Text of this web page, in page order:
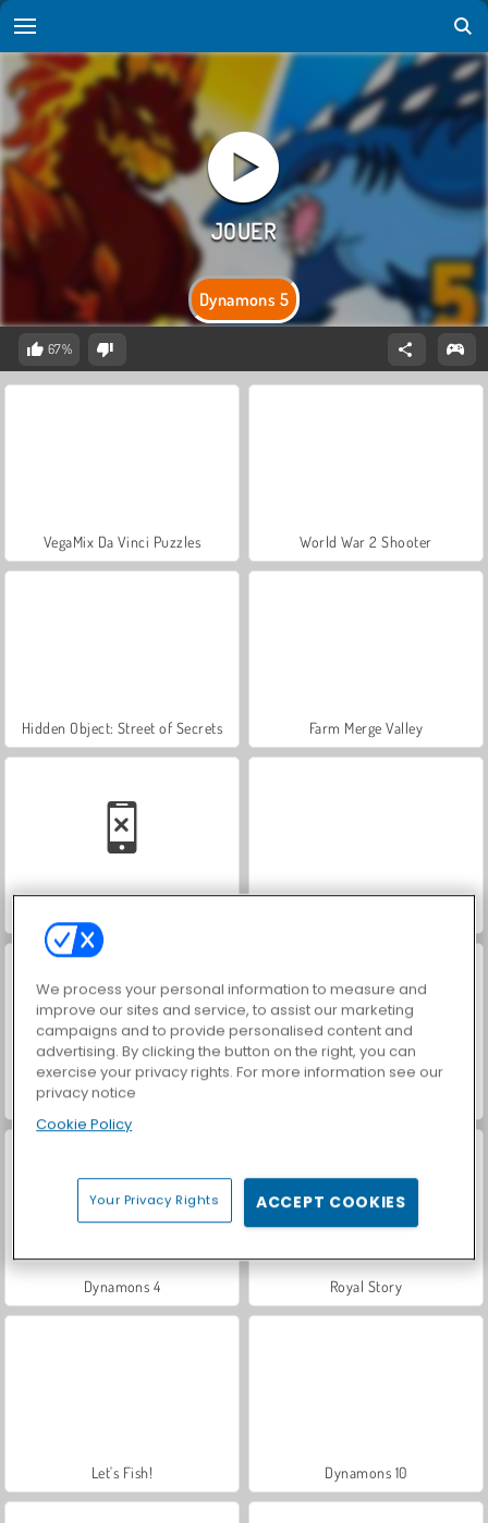
Dynamons 5
67%
VegaMix Da Vinci Puzzles World War 2 Shooter
Hidden Object: Street of Secrets Farm Merge Valley
Dynamons 7
Dynamons 4 Royal Story
Let's Fish! Dynamons 10
We process your personal information to measure and
improve our sites and service, to assist our marketing
campaigns and to provide personalised content and
advertising. By clicking the button on the right, you can
exercise your privacy rights. For more information see our
privacy notice
Cookie Policy
Your Privacy Rights ACCEPT COOKIES